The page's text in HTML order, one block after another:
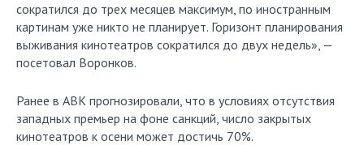
сократился до трех месяцев максимум, по иностранным
картинам уже никто не планирует. Горизонт планирования
выживания кинотеатров сократился до двух недель», —
посетовал Воронков.
Ранее в АВК прогнозировали, что в условиях отсутствия
западных премьер на фоне санкций, число закрытых
кинотеатров к осени может достичь 70%.